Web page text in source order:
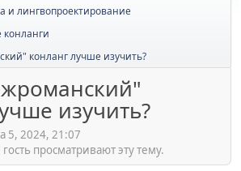
и лингвопроектирование
конланги
конланг лучше изучить?
изучить?
5, 2024, 21:07
просматривают эту тему.